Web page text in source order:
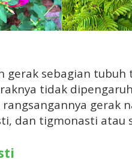
gerak sebagian
tidak
rangsangannya gerak
dan tigmonasti atau